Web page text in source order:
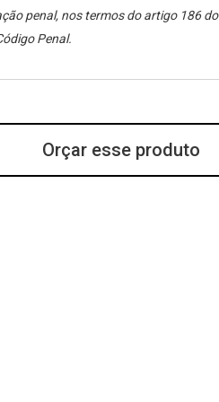
penal, nos termos do artigo 186 do
Penal.
Orçar esse produto